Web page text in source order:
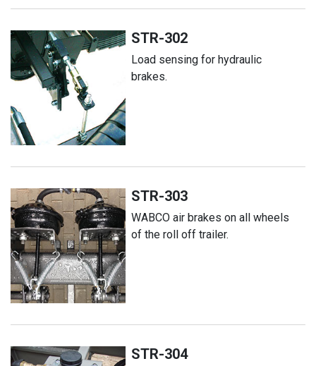
STR-302
Load sensing for hydraulic
brakes.
STR-303
WABCO air brakes on all wheels
of the roll off trailer.
STR-304